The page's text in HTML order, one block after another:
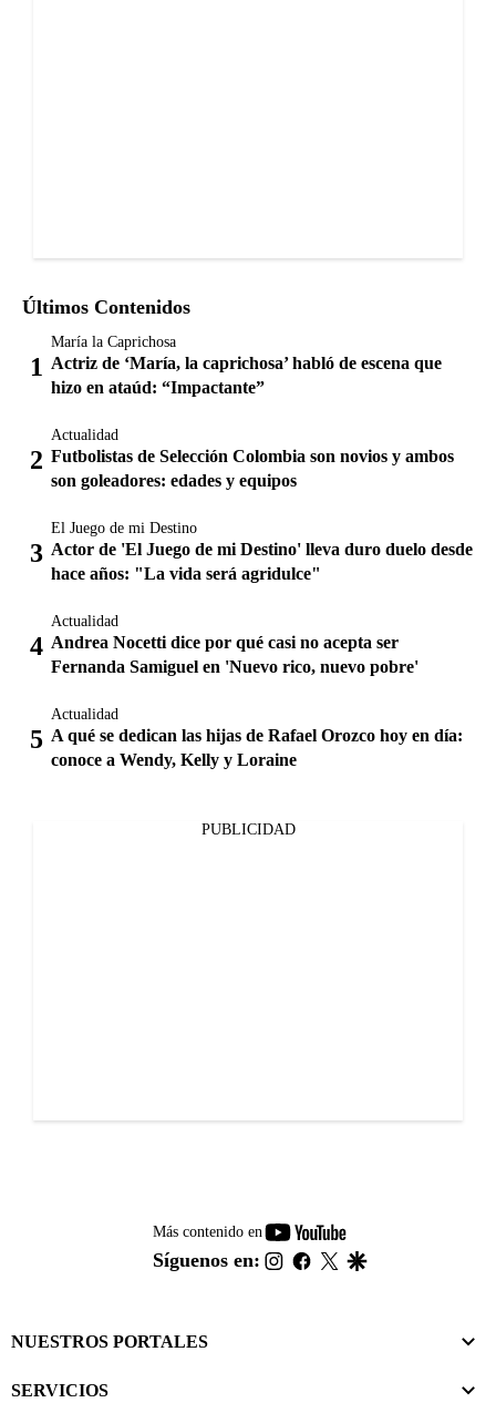
Últimos Contenidos
María la Caprichosa
Actriz de ‘María, la caprichosa’ habló de escena que
hizo en ataúd: “Impactante”
Actualidad
Futbolistas de Selección Colombia son novios y ambos
son goleadores: edades y equipos
El Juego de mi Destino
Actor de 'El Juego de mi Destino' lleva duro duelo desde
hace años: "La vida será agridulce"
Actualidad
Andrea Nocetti dice por qué casi no acepta ser
Fernanda Samiguel en 'Nuevo rico, nuevo pobre'
Actualidad
A qué se dedican las hijas de Rafael Orozco hoy en día:
conoce a Wendy, Kelly y Loraine
PUBLICIDAD
Más contenido en
youtube-
footer
Síguenos en: instagram
facebook
twitter
NUESTROS PORTALES
SERVICIOS